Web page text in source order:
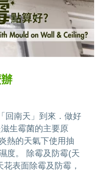
回南天」到來．做好
生霉菌的主要原
熱的天氣下使用抽
度。 除霉及防霉(天
表面除霉及防霉，